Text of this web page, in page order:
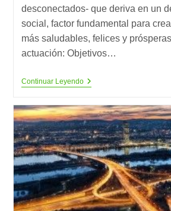
desconectados- que deriva en un
social, factor fundamental para
más saludables, felices y
actuación: Objetivos…
Continuar LeyendoCitibeats,
Inteligencia
Artificial
Para
Ciudades
Especializada
En
Los
Objetivos
De
Desarrollo
Sostenible